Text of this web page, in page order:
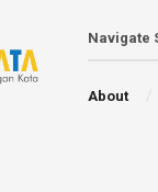
Navigate
About